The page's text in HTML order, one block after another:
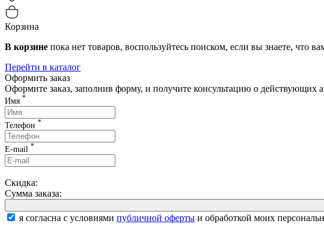
Корзина
В корзине пока нет товаров, воспользуйтесь поиском, если вы знаете, что
Перейти в каталог
Оформить заказ
Оформите заказ, заполнив форму, и получите консультацию о действующих
Имя *
Телефон *
E-mail *
Скидка:
Сумма заказа:
я согласна с условиями публичной оферты и обработкой моих